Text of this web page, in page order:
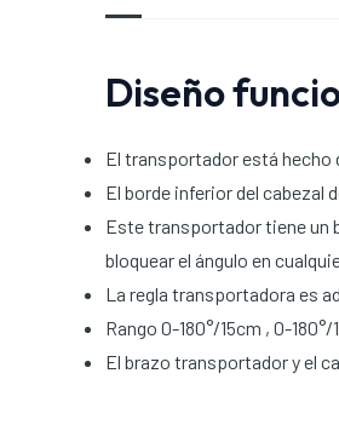
Diseño
El transportador está hecho
El borde inferior del cabezal
Este transportador tiene un
bloquear el ángulo en
La regla transportadora es
Rango 0-180°/15cm , 0-
El brazo transportador y el